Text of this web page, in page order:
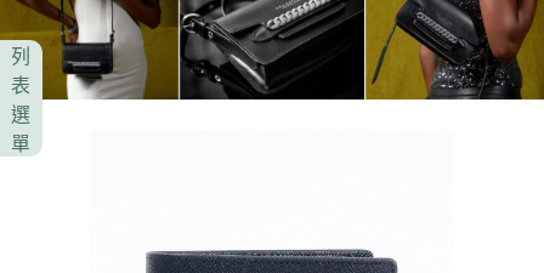
男士夾款 MEN'S WALLET
男士皮帶 MEN'S BELT
皮革保養 LEATHER CARE
男士包款 MEN'S BAG
男士夾款 MEN'S WALLET
男士皮帶 MEN'S BELT
CUMAR
女士包款 LADIES' BAG
Roberta di Camerino
男士包款 MEN'S BAG
期間限定 limited edition
列
表
選
單